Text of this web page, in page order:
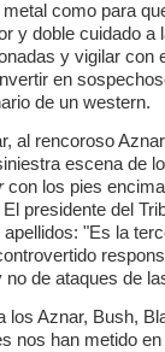
como para
y doble cuidado a
y vigilar con
en
de un western.
al rencoroso
escena de
con los pies
presidente del
"Es la
no de ataques de
los Aznar, Bush,
nos han metido